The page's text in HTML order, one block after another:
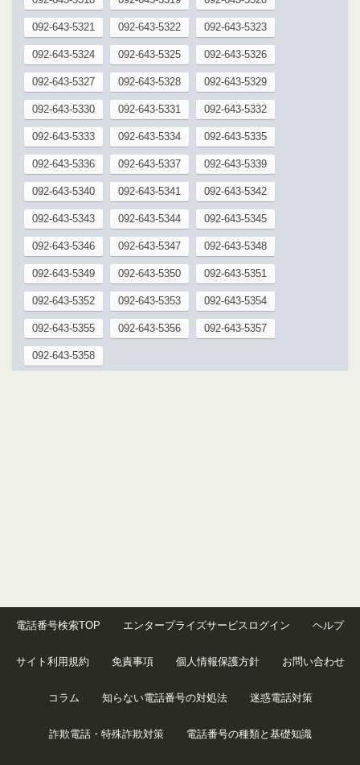
092-643-5321 092-643-5322 092-643-5323
092-643-5324 092-643-5325 092-643-5326
092-643-5327 092-643-5328 092-643-5329
092-643-5330 092-643-5331 092-643-5332
092-643-5333 092-643-5334 092-643-5335
092-643-5336 092-643-5337 092-643-5339
092-643-5340 092-643-5341 092-643-5342
092-643-5343 092-643-5344 092-643-5345
092-643-5346 092-643-5347 092-643-5348
092-643-5349 092-643-5350 092-643-5351
092-643-5352 092-643-5353 092-643-5354
092-643-5355 092-643-5356 092-643-5357
092-643-5358
電話番号検索TOP エンタープライズサービスログイン ヘルプ
サイト利用規約 免責事項 個人情報保護方針 お問い合わせ
コラム 知らない電話番号の対処法 迷惑電話対策
詐欺電話・特殊詐欺対策 電話番号の種類と基礎知識